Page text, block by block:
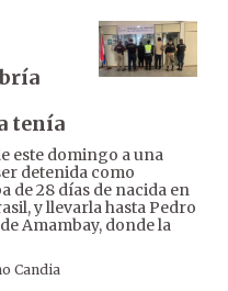
tenía
este domingo a una
detenida como
de 28 días de nacida en
y llevarla hasta Pedro
Amambay, donde la
Candia